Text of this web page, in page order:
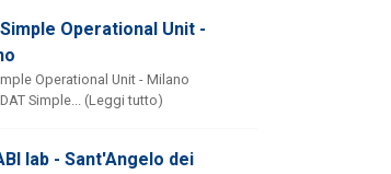
Simple Operational Unit -
Operational Unit - Milano
Simple... (Leggi tutto)
lab - Sant'Angelo dei